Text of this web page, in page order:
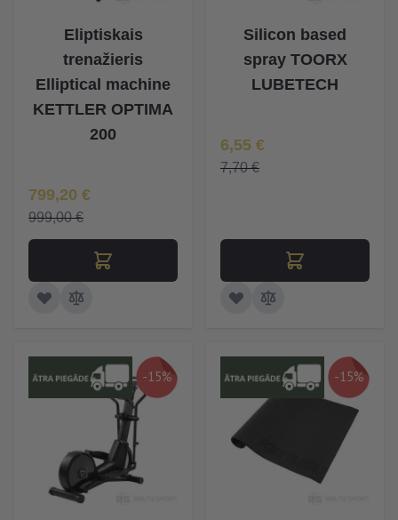
Eliptiskais
trenažieris
Elliptical machine
KETTLER OPTIMA
200
Īpaša Cena
799,20 €
999,00 €
Silicon based
spray TOORX
LUBETECH
Īpaša Cena
6,55 €
7,70 €
-15% -15%